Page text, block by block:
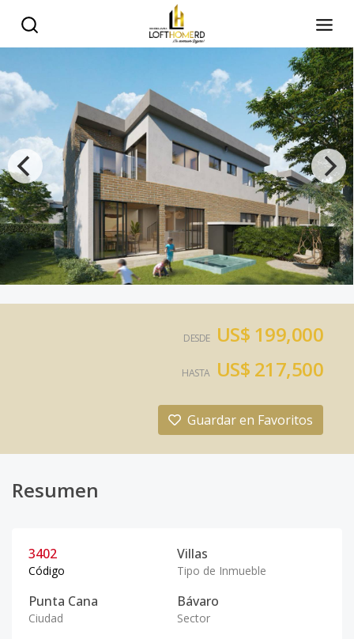
DESDE US$ 199,000
HASTA US$ 217,500
Guardar en Favoritos
Resumen
3402
Código
Villas
Tipo de Inmueble
Punta Cana
Ciudad
Bávaro
Sector